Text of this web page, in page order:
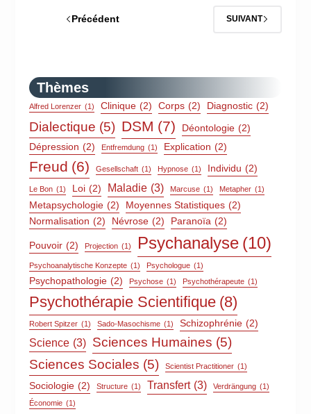
Précédent SUIVANT
Thèmes
Alfred Lorenzer (1) Clinique (2) Corps (2) Diagnostic (2)
Dialectique (5) DSM (7) Déontologie (2)
Dépression (2) Entfremdung (1) Explication (2)
Freud (6) Gesellschaft (1) Hypnose (1) Individu (2)
Le Bon (1) Loi (2) Maladie (3) Marcuse (1) Metapher (1)
Metapsychologie (2) Moyennes Statistiques (2)
Normalisation (2) Névrose (2) Paranoïa (2)
Pouvoir (2) Projection (1) Psychanalyse (10)
Psychoanalytische Konzepte (1) Psychologue (1)
Psychopathologie (2) Psychose (1) Psychothérapeute (1)
Psychothérapie Scientifique (8)
Robert Spitzer (1) Sado-Masochisme (1) Schizophrénie (2)
Science (3) Sciences Humaines (5)
Sciences Sociales (5) Scientist Practitioner (1)
Sociologie (2) Structure (1) Transfert (3) Verdrängung (1)
Économie (1)